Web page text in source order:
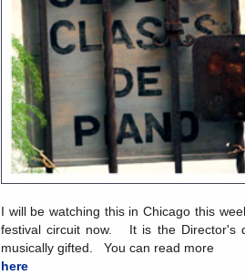
I will be watching this in Chicago this
festival circuit now. It is the Director's
musically gifted. You can read more
here